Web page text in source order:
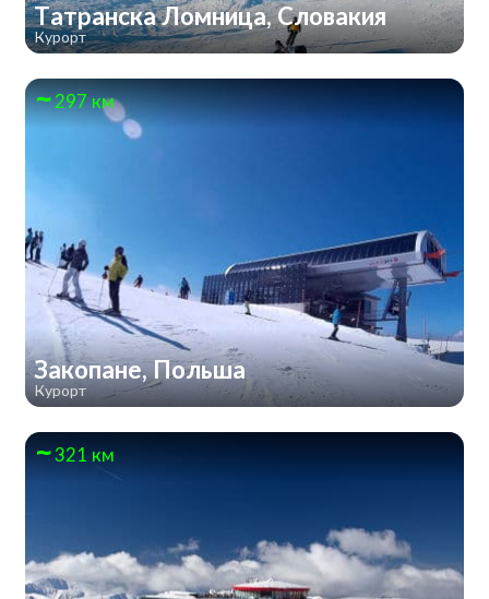
Татранска Ломница, Словакия
Курорт
297 км
Закопане, Польша
Курорт
321 км